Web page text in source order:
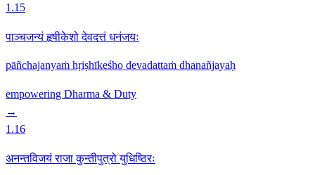
1.15
पाञ्चजन्यं हृषीकेशो देवदत्तं धनंजयः
pāñchajanyaṁ hṛiṣhīkeśho devadattaṁ dhanañjayaḥ
empowering Dharma & Duty
→
1.16
अनन्तविजयं राजा कुन्तीपुत्रो युधिष्ठिरः